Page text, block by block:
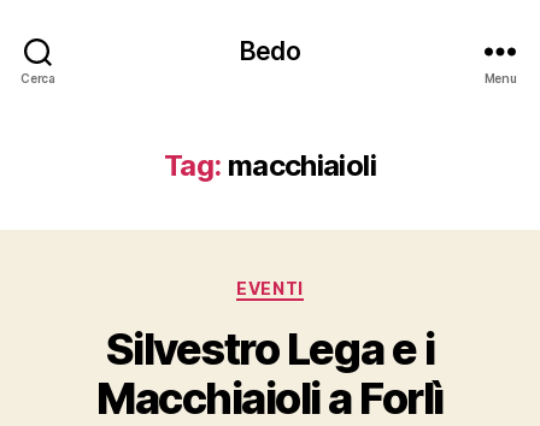
Cerca
Bedo
Menu
Tag: macchiaioli
Categorie
EVENTI
Silvestro Lega e i
Macchiaioli a Forlì